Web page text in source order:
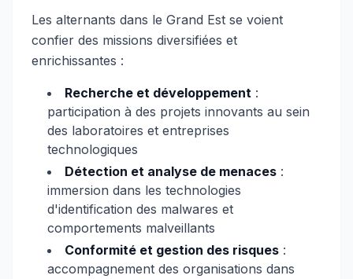
Les alternants dans le Grand Est se voient
confier des missions diversifiées et
enrichissantes :
Recherche et développement :
participation à des projets innovants au sein
des laboratoires et entreprises
technologiques
Détection et analyse de menaces :
immersion dans les technologies
d'identification des malwares et
comportements malveillants
Conformité et gestion des risques :
accompagnement des organisations dans